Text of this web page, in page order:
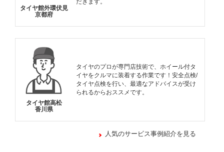
タイヤ館外環伏見
京都府
だきます。
タイヤ館高松
香川県
タイヤのプロが専門店技術で、ホイール付タ
イヤをクルマに装着する作業です！安全点検/
タイヤ点検を行い、最適なアドバイスが受け
られるからおススメです。
人気のサービス事例紹介を見る